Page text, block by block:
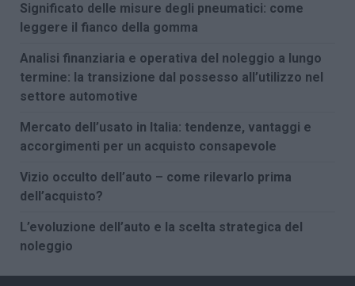
Significato delle misure degli pneumatici: come
leggere il fianco della gomma
Analisi finanziaria e operativa del noleggio a lungo
termine: la transizione dal possesso all’utilizzo nel
settore automotive
Mercato dell’usato in Italia: tendenze, vantaggi e
accorgimenti per un acquisto consapevole
Vizio occulto dell’auto – come rilevarlo prima
dell’acquisto?
L’evoluzione dell’auto e la scelta strategica del
noleggio